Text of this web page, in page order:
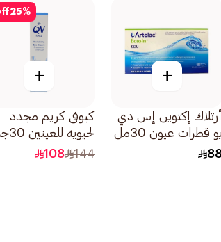
+
أرتلاك إكتوين إس دي
يو قطرات عيون 30مل
25%
+
كيوفى كريم مجدد
لحيويه للعينين 30جرام
144
108